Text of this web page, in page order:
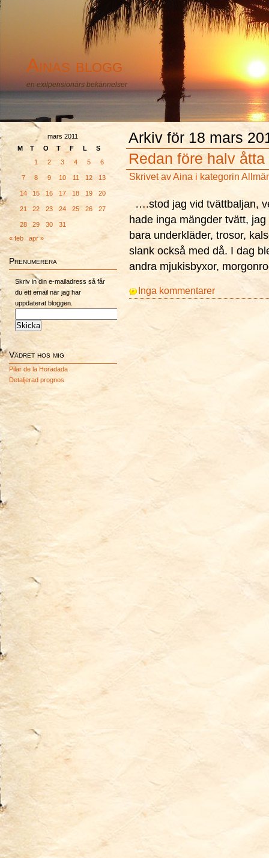
Ainas blogg
en exilpensionärs bekännelser
mars 2011
M
T O T F L
S
1
2 3 4 5 6
7 8 9 10 11 12 13
14 15 16 17 18 19 20
21 22 23 24 25 26 27
28 29 30
31
« feb
apr »
Prenumerera
Skriv in din e-mailadress så får
du ett email när jag har
uppdaterat bloggen.
Vädret hos mig
Pilar de la Horadada
Detaljerad prognos
Arkiv för 18 mars
Redan före halv åtta
Skrivet avAina i kategorin
….stod jag vid tvättbaljan,
hade inga mängder tvätt,
bara underkläder, trosor,
slank också med då. I dag
andra mjukisbyxor,
Inga kommentarer